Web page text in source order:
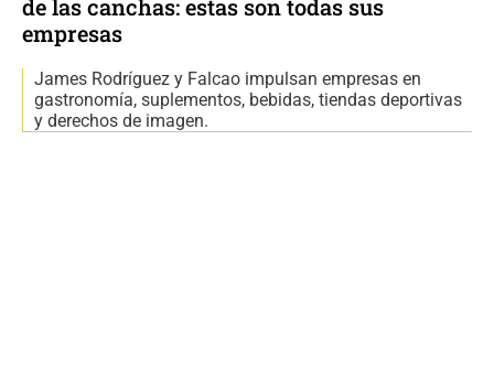
de las canchas: estas son todas sus
empresas
James Rodríguez y Falcao impulsan empresas en
gastronomía, suplementos, bebidas, tiendas deportivas
y derechos de imagen.